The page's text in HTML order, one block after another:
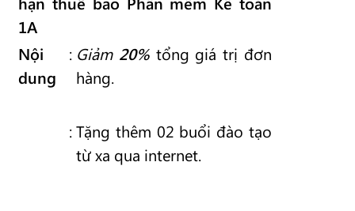
1A
Nội
dung
: Giảm 20% tổng giá trị đơn
hàng.
:Tặng thêm 02 buổi đào tạo
từ xa qua internet.